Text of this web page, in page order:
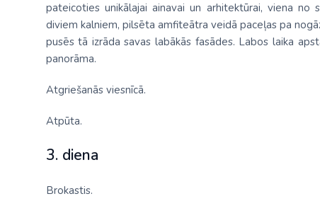
pateicoties unikālajai ainavai un arhitektūrai, viena no
diviem kalniem, pilsēta amfiteātra veidā paceļas pa
pusēs tā izrāda savas labākās fasādes. Labos laika
panorāma.
Atgriešanās viesnīcā.
Atpūta.
3. diena
Brokastis.